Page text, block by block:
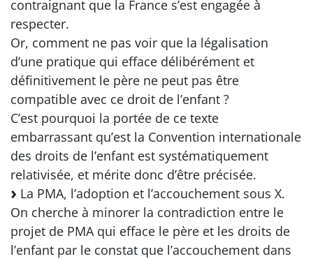
contraignant que la France s’est engagée à
respecter.
Or, comment ne pas voir que la légalisation
d’une pratique qui efface délibérément et
définitivement le père ne peut pas être
compatible avec ce droit de l’enfant ?
C’est pourquoi la portée de ce texte
embarrassant qu’est la Convention internationale
des droits de l’enfant est systématiquement
relativisée, et mérite donc d’être précisée.
La PMA, l’adoption et l’accouchement sous X.
On cherche à minorer la contradiction entre le
projet de PMA qui efface le père et les droits de
l’enfant par le constat que l’accouchement dans